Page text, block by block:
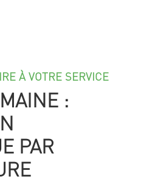
À VOTRE SERVICE
:
PAR